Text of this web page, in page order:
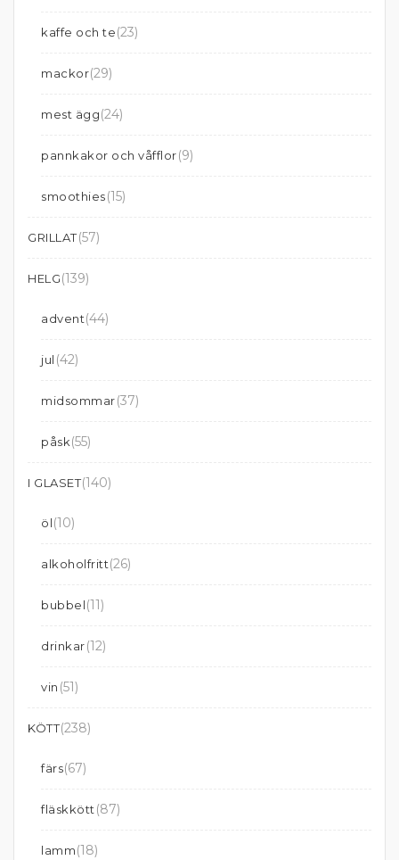
kaffe och te(23)
mackor(29)
mest ägg(24)
pannkakor och våfflor(9)
smoothies(15)
GRILLAT(57)
HELG(139)
advent(44)
jul (42)
midsommar(37)
påsk(55)
I GLASET(140)
öl(10)
alkoholfritt(26)
bubbel(11)
drinkar(12)
vin (51)
KÖTT(238)
färs(67)
fläskkött (87)
lamm(18)